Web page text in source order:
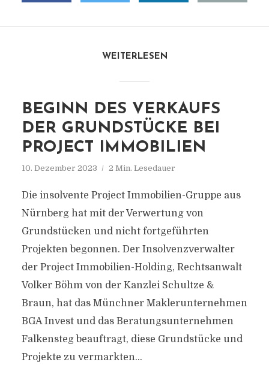
WEITERLESEN
BEGINN DES VERKAUFS
DER GRUNDSTÜCKE BEI
PROJECT IMMOBILIEN
10. Dezember 2023 2 Min. Lesedauer
Die insolvente Project Immobilien-Gruppe aus
Nürnberg hat mit der Verwertung von
Grundstücken und nicht fortgeführten
Projekten begonnen. Der Insolvenzverwalter
der Project Immobilien-Holding, Rechtsanwalt
Volker Böhm von der Kanzlei Schultze &
Braun, hat das Münchner Maklerunternehmen
BGA Invest und das Beratungsunternehmen
Falkensteg beauftragt, diese Grundstücke und
Projekte zu vermarkten...